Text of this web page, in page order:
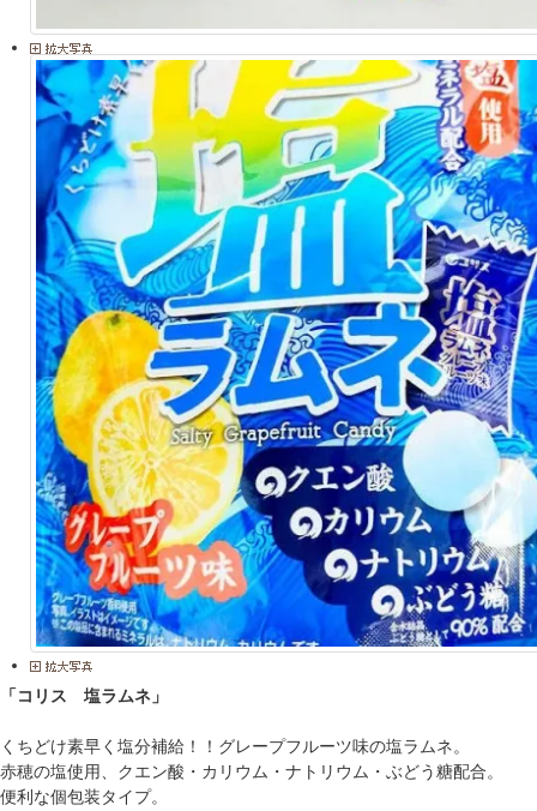
「コリス 塩ラムネ」
くちどけ素早く塩分補給！！グレープフルーツ味の塩ラムネ。
赤穂の塩使用、クエン酸・カリウム・ナトリウム・ぶどう糖配合。
便利な個包装タイプ。